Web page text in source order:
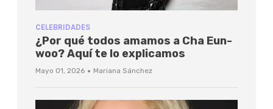
CELEBRIDADES
¿Por qué todos amamos a Cha Eun-
woo? Aquí te lo explicamos
Mayo 01, 2026 · Mariana Sánchez